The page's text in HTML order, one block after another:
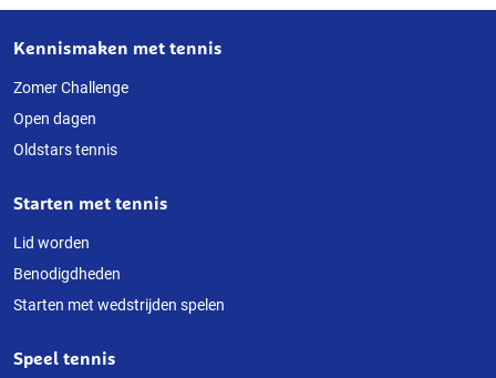
Over
deze
website
Kennismaken met tennis
Zomer Challenge
Open dagen
Oldstars tennis
Starten met tennis
Lid worden
Benodigdheden
Starten met wedstrijden spelen
Speel tennis